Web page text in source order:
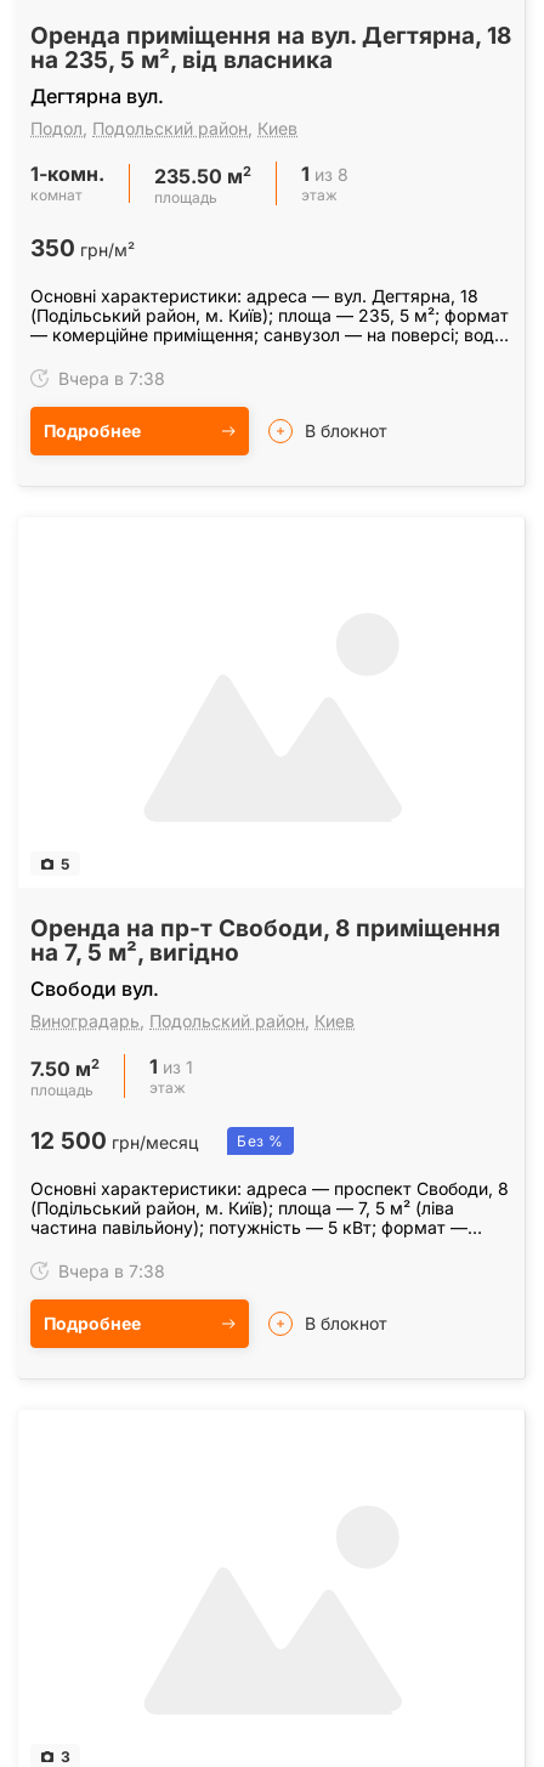
Оренда приміщення на вул. Дегтярна, 18
на 235, 5 м², від власника
Дегтярна вул.
Подол Подольский район Киев
1-комн.
комнат
235.50 м2
площадь
1 из 8
этаж
350 грн/м²
Основні характеристики: адреса — вул. Дегтярна, 18
(Подільський район, м. Київ); площа — 235, 5 м²; формат
— комерційне приміщення; санвузол — на поверсі; вода
Вчера в 7:38
Подробнее В блокнот
5
Оренда на пр-т Свободи, 8 приміщення
на 7, 5 м², вигідно
Свободи вул.
Виноградарь Подольский район Киев
7.50 м2
площадь
1 из 1
этаж
12 500 грн/месяц Без %
Основні характеристики: адреса — проспект Свободи, 8
(Подільський район, м. Київ); площа — 7, 5 м² (ліва
частина павільйону); потужність — 5 кВт; формат —
Вчера в 7:38
Подробнее В блокнот
3